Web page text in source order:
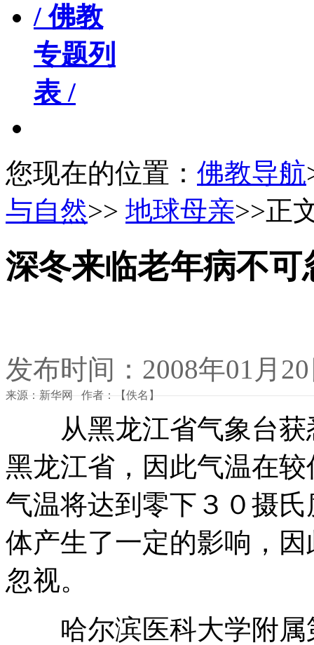
/ 佛教
专题列
表 /
您现在的位置： 佛教导航
与自然>> 地球母亲>>正
深冬来临老年病不可
发布时间：2008年01月
来源：新华网 作者：【佚名】
从黑龙江省气象台获
黑龙江省，因此气温在
气温将达到零下３０摄
体产生了一定的影响，
忽视。
哈尔滨医科大学附属